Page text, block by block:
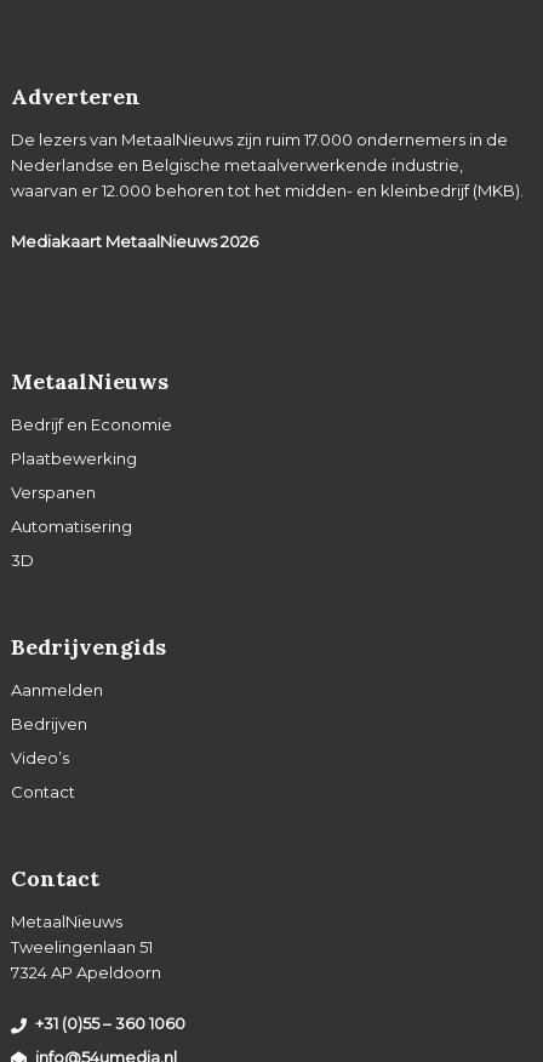
Adverteren
De lezers van MetaalNieuws zijn ruim 17.000 ondernemers in de
Nederlandse en Belgische metaalverwerkende industrie,
waarvan er 12.000 behoren tot het midden- en kleinbedrijf (MKB).
Mediakaart MetaalNieuws2026
MetaalNieuws
Bedrijf en Economie
Plaatbewerking
Verspanen
Automatisering
3D
Bedrijvengids
Aanmelden
Bedrijven
Video’s
Contact
Contact
MetaalNieuws
Tweelingenlaan 51
7324 AP Apeldoorn
+31 (0)55 – 360 1060
info@54umedia.nl